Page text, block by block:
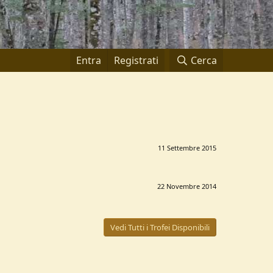
Entra Registrati Cerca
11 Settembre 2015
22 Novembre 2014
Vedi Tutti i Trofei Disponibili